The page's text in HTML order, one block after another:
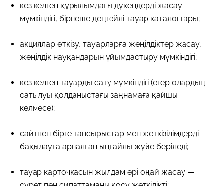
кез келген құрылымдағы дүкендерді жасау
мүмкіндігі, бірнеше деңгейлі тауар каталогтары;
акциялар өткізу, тауарларға жеңілдіктер жасау,
жеңілдік науқандарын ұйымдастыру мүмкіндігі;
кез келген тауарды сату мүмкіндігі (егер олардың
сатылуы қолданыстағы заңнамаға қайшы
келмесе);
сайтпен бірге тапсырыстар мен жеткізілімдерді
бақылауға арналған ыңғайлы жүйе беріледі;
тауар карточкасын жылдам әрі оңай жасау —